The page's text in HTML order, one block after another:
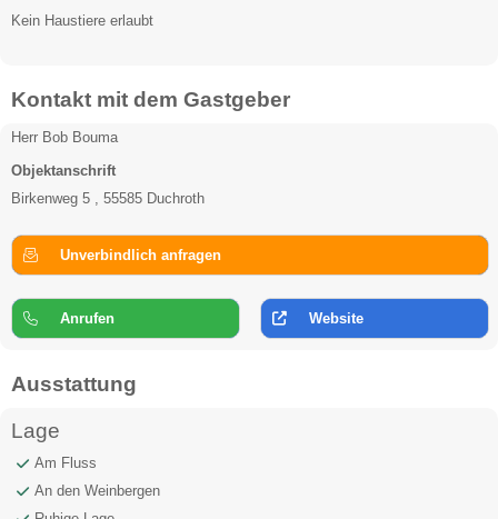
Kein Haustiere erlaubt
Kontakt mit dem Gastgeber
Herr Bob Bouma
Objektanschrift
Birkenweg 5 , 55585 Duchroth
Unverbindlich anfragen
Anrufen Website
Ausstattung
Lage
Am Fluss
An den Weinbergen